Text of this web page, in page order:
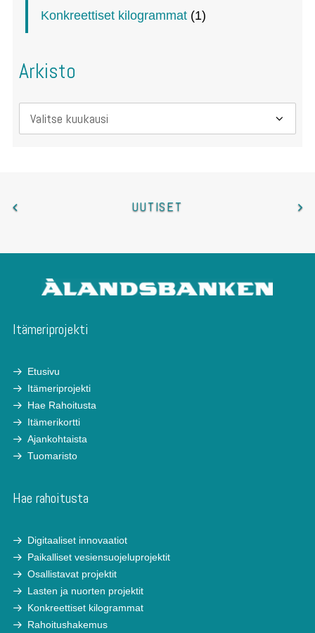
Konkreettiset kilogrammat (1)
Arkisto
Arkisto
UUTISET
Itämeriprojekti
Etusivu
Itämeriprojekti
Hae Rahoitusta
Itämerikortti
Ajankohtaista
Tuomaristo
Hae rahoitusta
Digitaaliset innovaatiot
Paikalliset vesiensuojeluprojektit
Osallistavat projektit
Lasten ja nuorten projektit
Konkreettiset kilogrammat
Rahoitushakemus